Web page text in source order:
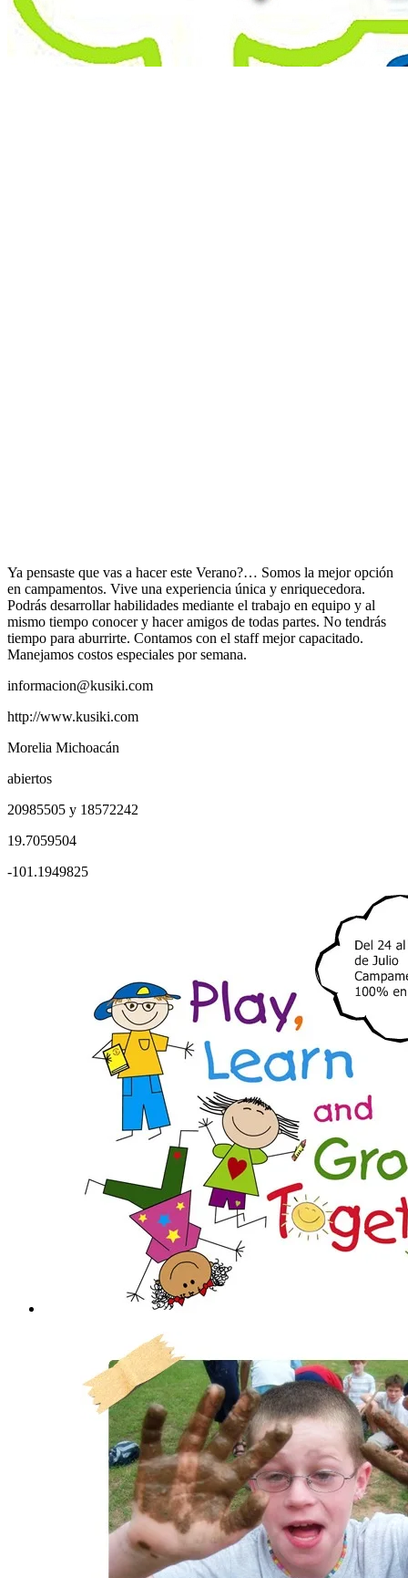
Ya pensaste que vas a hacer este Verano?… Somos la mejor opción
en campamentos. Vive una experiencia única y enriquecedora.
Podrás desarrollar habilidades mediante el trabajo en equipo y al
mismo tiempo conocer y hacer amigos de todas partes. No tendrás
tiempo para aburrirte. Contamos con el staff mejor capacitado.
Manejamos costos especiales por semana.
informacion@kusiki.com
http://www.kusiki.com
Morelia Michoacán
abiertos
20985505 y 18572242
19.7059504
-101.1949825